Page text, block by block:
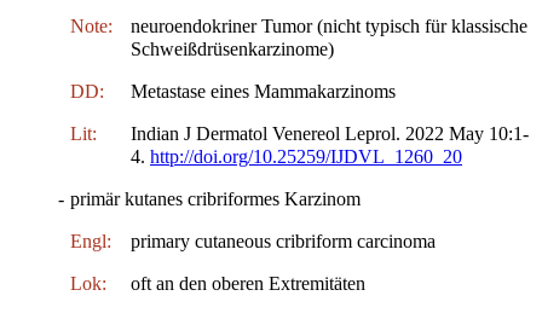
Note:
neuroendokriner Tumor (nicht typisch für klassische
Schweißdrüsenkarzinome)
DD: Metastase eines Mammakarzinoms
Lit:
Indian J Dermatol Venereol Leprol. 2022 May 10:1-
4. http://doi.org/10.25259/IJDVL_1260_20
- primär kutanes cribriformes Karzinom
Engl: primary cutaneous cribriform carcinoma
Lok: oft an den oberen Extremitäten